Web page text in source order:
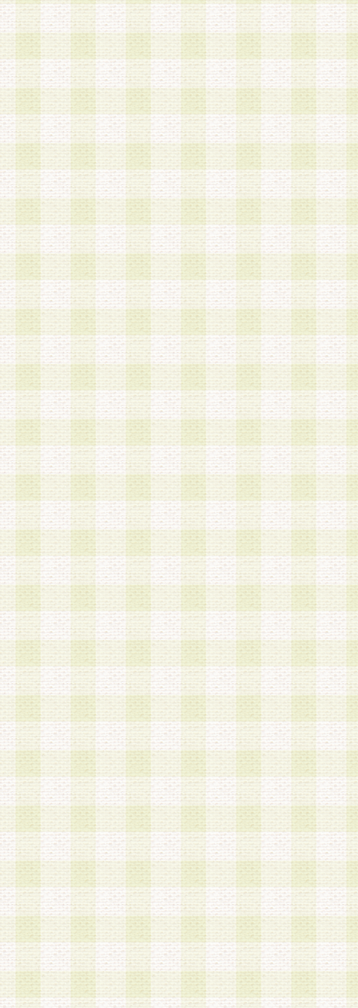
の使用に関しては、全て会員本人がその責任を負
3.会員は、当社から付与されたログインIDおよび
貸与、名義変更、売買その他形態を問わず第三者
ならないものとします。
4.当社は、会員によるログインIDおよびパスワー
盗用など第三者の利用に伴う損害の発生について
き事由の有無、その他原因の如何を問わず、一切
のとします。
第5条 会員の登録情報
1.当社は、会員の登録情報に含まれる氏名・住所
アドレス等会員個人を識別できる情報を当社が別
シーポリシー
」に基づき適切に取り扱うものとし
は、当該個人情報を以下の各号に定める目的に利
す。なお、これら事項以外の目的で個人情報を利
かじめ会員の同意を得たうえで利用するものとし
a.本サービスの実施または運営
b.本サービスに係る謝礼、景品、調査サンプル品
c.会員からの電話、メール等の問い合わせなどへ
d.その他これらに付随する業務
2.当社は、会員個人を識別することのできる情報
会員情報を本人の承諾なく第三者に開示すること
人を識別できる情報について第三者に開示または
社は事前に会員本人の同意を得るものとします。
3.前項の定めに拘わらず、当社は、以下の目的に
意を 得ることなく、会員個人を識別できる情報
づき選定した委託業者に対して当社の責任におい
できるものとします。な お、当社は、当該委託
契約を締結しこれを遵守させるとともに、本規約
の注意をもって当該情報を使用させるものとし ま
a.本サービスに係る謝礼、景品、調査サンプル品
b.会員からの電話、メール等の問い合わせなどへ
c.モバイルリサーチ、またはグループ形式による
実施もしくは運営
d.その他これらに付随する業務
4.会員は、住所、電話番号その他の登録情報につ
合は、速やかに当社所定の変更手続きを行うもの
5.当社は、必要と認めた場合、会員に対して、電
手段により登録情報の対象者が会員登録者本人で
の内容が正確であること、アンケートの回答内容
うことができるものとます。
6.会員は、会員登録後当社が定期的に行う登録情
して、当社指定の期間内に更新手続きを行うもの
該期間内に更新手続きを行わない場合、その時点
発行したポイントは失効されるものとします。